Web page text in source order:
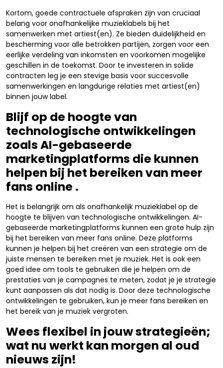
Kortom, goede contractuele afspraken zijn van cruciaal
belang voor onafhankelijke muzieklabels bij het
samenwerken met artiest(en). Ze bieden duidelijkheid en
bescherming voor alle betrokken partijen, zorgen voor een
eerlijke verdeling van inkomsten en voorkomen mogelijke
geschillen in de toekomst. Door te investeren in solide
contracten leg je een stevige basis voor succesvolle
samenwerkingen en langdurige relaties met artiest(en)
binnen jouw label.
Blijf op de hoogte van
technologische ontwikkelingen
zoals AI-gebaseerde
marketingplatforms die kunnen
helpen bij het bereiken van meer
fans online .
Het is belangrijk om als onafhankelijk muzieklabel op de
hoogte te blijven van technologische ontwikkelingen. AI-
gebaseerde marketingplatforms kunnen een grote hulp zijn
bij het bereiken van meer fans online. Deze platforms
kunnen je helpen bij het creëren van een strategie om de
juiste mensen te bereiken met je muziek. Het is ook een
goed idee om tools te gebruiken die je helpen om de
prestaties van je campagnes te meten, zodat je je strategie
kunt aanpassen als dat nodig is. Door deze technologische
ontwikkelingen te gebruiken, kun je meer fans bereiken en
het bereik van je muziek vergroten.
Wees flexibel in jouw strategieën;
wat nu werkt kan morgen al oud
nieuws zijn!